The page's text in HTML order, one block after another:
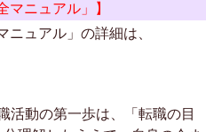
マニュアル」】
ニュアル」の詳細は、
活動の第一歩は、「転職の目